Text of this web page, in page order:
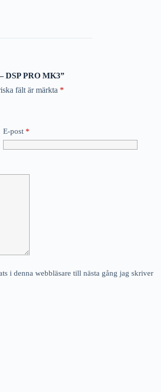
DSP PRO MK3”
fält är märkta *
E-post*
i denna webbläsare till nästa gång jag skriver